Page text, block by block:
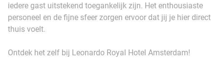
iedere gast uitstekend toegankelijk zijn. Het enthousiaste
personeel en de fijne sfeer zorgen ervoor dat jij je hier direct
thuis voelt.
Ontdek het zelf bij Leonardo Royal Hotel Amsterdam!